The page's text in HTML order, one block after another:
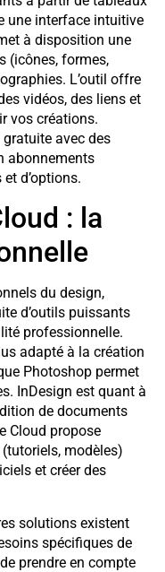
une interface intuitive
à disposition une
(icônes, formes,
L’outil offre
vidéos, des liens et
vos créations.
avec des
abonnements
d’options.
: la
du design,
d’outils puissants
professionnelle.
adapté à la création
Photoshop permet
InDesign est quant à
de documents
Cloud propose
modèles)
et créer des
solutions existent
spécifiques de
prendre en compte